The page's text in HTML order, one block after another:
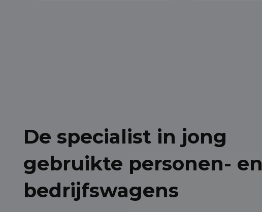
De specialist in jong
gebruikte personen- en
bedrijfswagens